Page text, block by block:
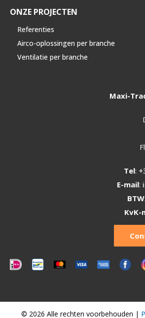
ONZE PROJECTEN
Referenties
Airco-oplossingen per branche
Ventilatie per branche
Maxi-
Tel:
E-mail:
BTW
KvK-
© 2026 Alle rechten voorbehouden |